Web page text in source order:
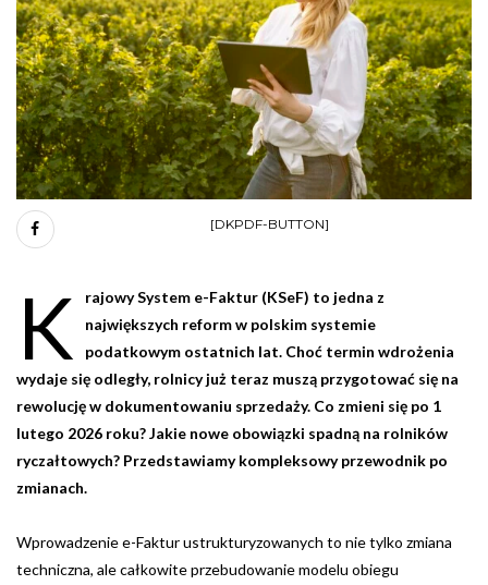
[DKPDF-BUTTON]
K
rajowy System e-Faktur (KSeF) to jedna z
największych reform w polskim systemie
podatkowym ostatnich lat. Choć termin wdrożenia
wydaje się odległy, rolnicy już teraz muszą przygotować się na
rewolucję w dokumentowaniu sprzedaży. Co zmieni się po 1
lutego 2026 roku? Jakie nowe obowiązki spadną na rolników
ryczałtowych? Przedstawiamy kompleksowy przewodnik po
zmianach.
Wprowadzenie e-Faktur ustrukturyzowanych to nie tylko zmiana
techniczna, ale całkowite przebudowanie modelu obiegu